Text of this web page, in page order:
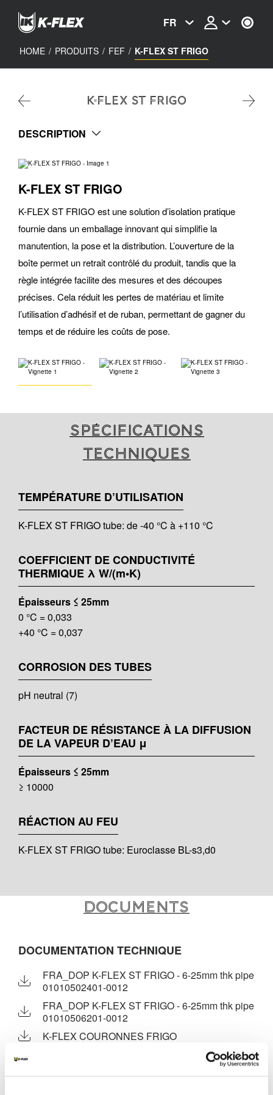
content
FR
HOME / PRODUITS / FEF / K-FLEX ST FRIGO
K-FLEX ST FRIGO
DESCRIPTION
K-FLEX ST FRIGO
K-FLEX ST FRIGO est une solution d’isolation pratique
fournie dans un emballage innovant qui simplifie la
manutention, la pose et la distribution. L’ouverture de la
boîte permet un retrait contrôlé du produit, tandis que la
règle intégrée facilite des mesures et des découpes
précises. Cela réduit les pertes de matériau et limite
l’utilisation d’adhésif et de ruban, permettant de gagner du
temps et de réduire les coûts de pose.
Spécifications
techniques
TEMPÉRATURE D’UTILISATION
K-FLEX ST FRIGO tube: de -40 °C à +110 °C
COEFFICIENT DE CONDUCTIVITÉ
THERMIQUE λ W/(m•K)
Épaisseurs ≤ 25mm
0 °C = 0,033
+40 °C = 0,037
CORROSION DES TUBES
pH neutral (7)
FACTEUR DE RÉSISTANCE À LA DIFFUSION
DE LA VAPEUR D’EAU μ
Épaisseurs ≤ 25mm
≥ 10000
RÉACTION AU FEU
K-FLEX ST FRIGO tube: Euroclasse BL-s3,d0
Documents
DOCUMENTATION TECHNIQUE
FRA_DOP K-FLEX ST FRIGO - 6-25mm thk pipe
01010502401-0012
FRA_DOP K-FLEX ST FRIGO - 6-25mm thk pipe
01010506201-0012
K-FLEX COURONNES FRIGO
MARKETING